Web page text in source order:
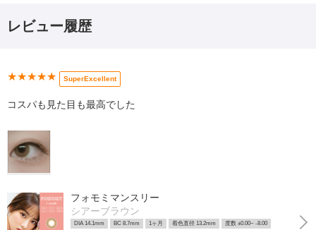
レビュー履歴
★★★★★ SuperExcellent
コスパも見た目も最高でした
フォモミマンスリー
シアーブラウン
DIA 14.1mm BC 8.7mm 1ヶ月 着色直径 13.2mm 度数 ±0.00~ -8.00